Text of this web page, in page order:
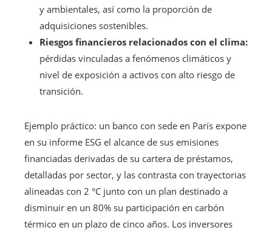
y ambientales, así como la proporción de
adquisiciones sostenibles.
Riesgos financieros relacionados con el clima:
pérdidas vinculadas a fenómenos climáticos y
nivel de exposición a activos con alto riesgo de
transición.
Ejemplo práctico: un banco con sede en París expone
en su informe ESG el alcance de sus emisiones
financiadas derivadas de su cartera de préstamos,
detalladas por sector, y las contrasta con trayectorias
alineadas con 2 °C junto con un plan destinado a
disminuir en un 80% su participación en carbón
térmico en un plazo de cinco años. Los inversores